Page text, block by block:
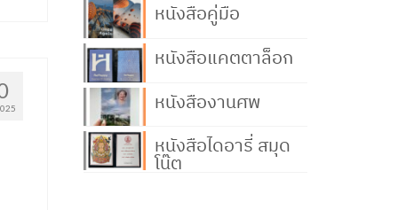
หนังสือคู่มือ
หนังสือแคตตาล็อก
หนังสืองานศพ
หนังสือไดอารี่ สมุด
โน๊ต